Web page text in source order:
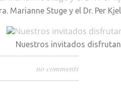
Marianne Stuge y el Dr. Per
Nuestros invitados
no comments